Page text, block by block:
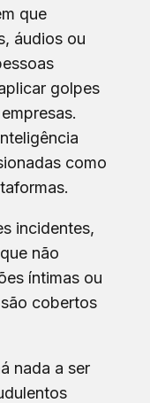
que
áudios ou
golpes
como
incidentes,
não
íntimas ou
cobertos
nada a ser